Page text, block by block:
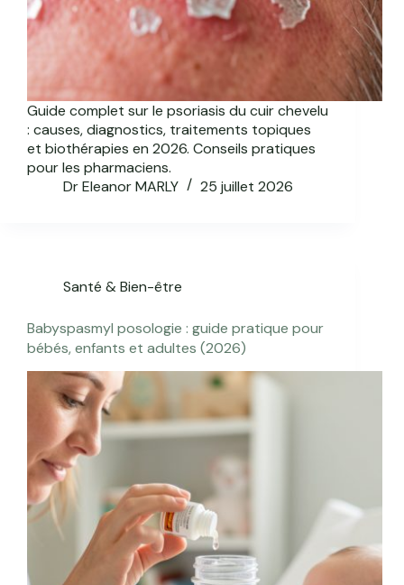
Guide complet sur le psoriasis du cuir chevelu
: causes, diagnostics, traitements topiques
et biothérapies en 2026. Conseils pratiques
pour les pharmaciens.
Dr Eleanor MARLY
25 juillet 2026
Santé & Bien-être
Babyspasmyl posologie : guide pratique pour
bébés, enfants et adultes (2026)